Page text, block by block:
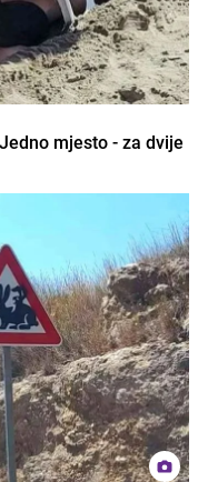
mjesto - za dvije